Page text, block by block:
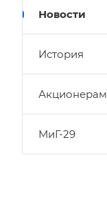
Новости
История
Акционерам
МиГ-29